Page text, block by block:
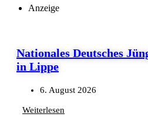
Anzeige
Nationales Deutsches
in Lippe
6. August 2026
Weiterlesen